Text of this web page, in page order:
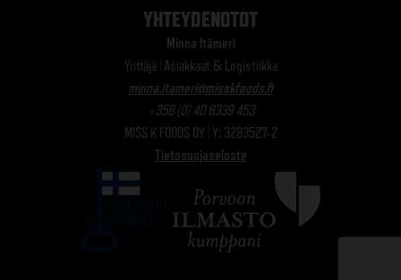
YHTEYDENOTOT
Minna Itämeri
Yrittäjä | Asiakkaat & Logistiikka
minna.itameri@misskfoods.fi
+358 (0) 40 8339 453
MISS K FOODS OY | Y: 3283527-2
Tietosuojaseloste